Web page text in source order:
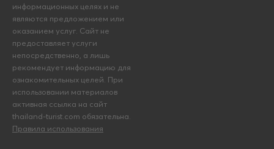
информационных целях и не
являются предложением или
оказанием услуг. Сайт не
предоставляет услуги
непосредственно, а лишь
рекомендует информацию для
ознакомительных целей. При
использовании материалов
активная ссылка на сайт
thailand-turist.com обязательна.
Правила использования